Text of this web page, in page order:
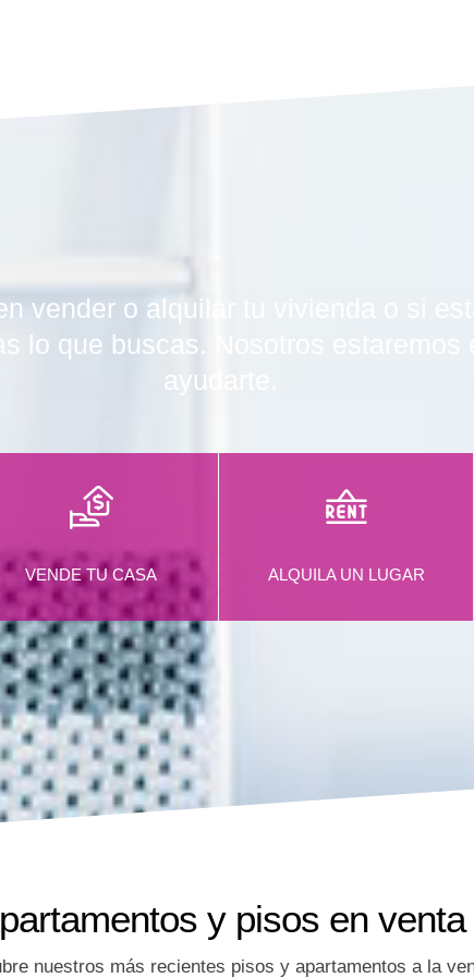
vender o alquilar tu vivienda o si
lo que buscas. Nosotros estaremos
ayudarte.
VENDE TU CASA ALQUILA UN LUGAR
y pisos en venta
nuestros más recientes pisos y apartamentos a la